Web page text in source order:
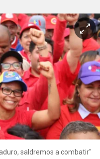
saldremos a combatir"